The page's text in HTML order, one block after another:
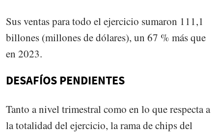
Sus ventas para todo el ejercicio sumaron 111,1
billones (millones de dólares), un 67 % más que
en 2023.
DESAFÍOS PENDIENTES
Tanto a nivel trimestral como en lo que respecta a
la totalidad del ejercicio, la rama de chips del